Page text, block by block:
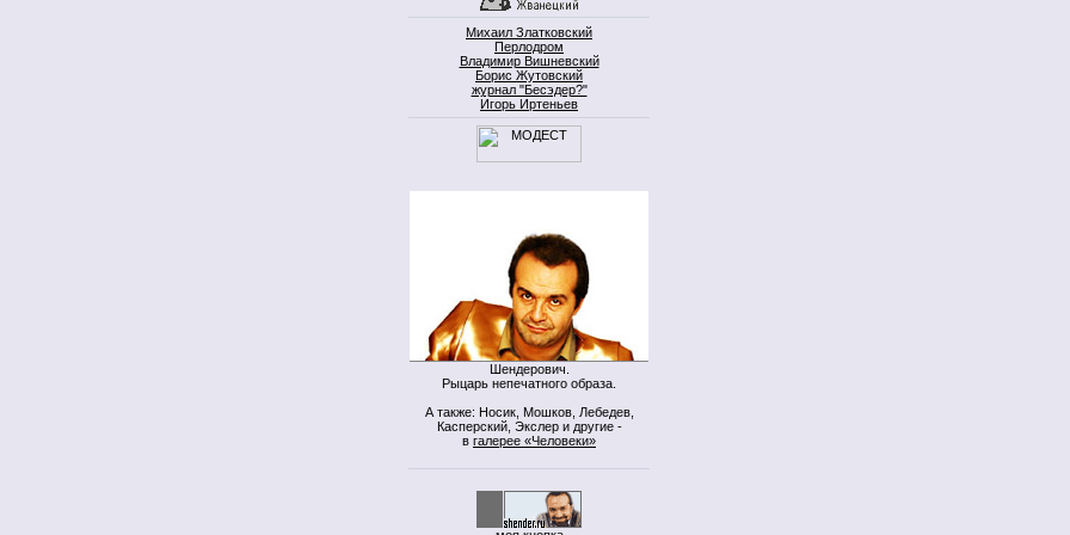
Михаил Златковский
Перлодром
Владимир Вишневский
Борис Жутовский
журнал "Бесэдер?"
Игорь Иртеньев
Шендерович.
Рыцарь непечатного образа.
А также: Носик, Мошков, Лебедев,
Касперский, Экслер и другие -
в галерее «Человеки»